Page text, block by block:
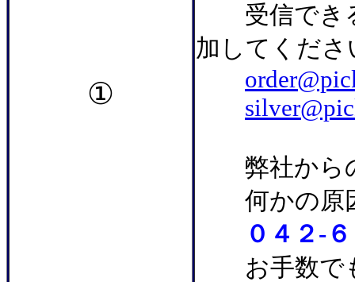
①
受信できる
加してくださ
弊社からの
何かの原因
０４２-
お手数でも